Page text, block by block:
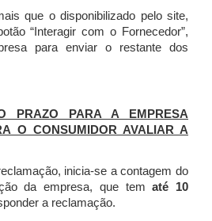
que o disponibilizado pelo site,
“Interagir com o Fornecedor”,
para enviar o restante dos
PRAZO PARA A EMPRESA
O CONSUMIDOR AVALIAR A
inicia-se a contagem do
da empresa, que tematé 10
a reclamação.